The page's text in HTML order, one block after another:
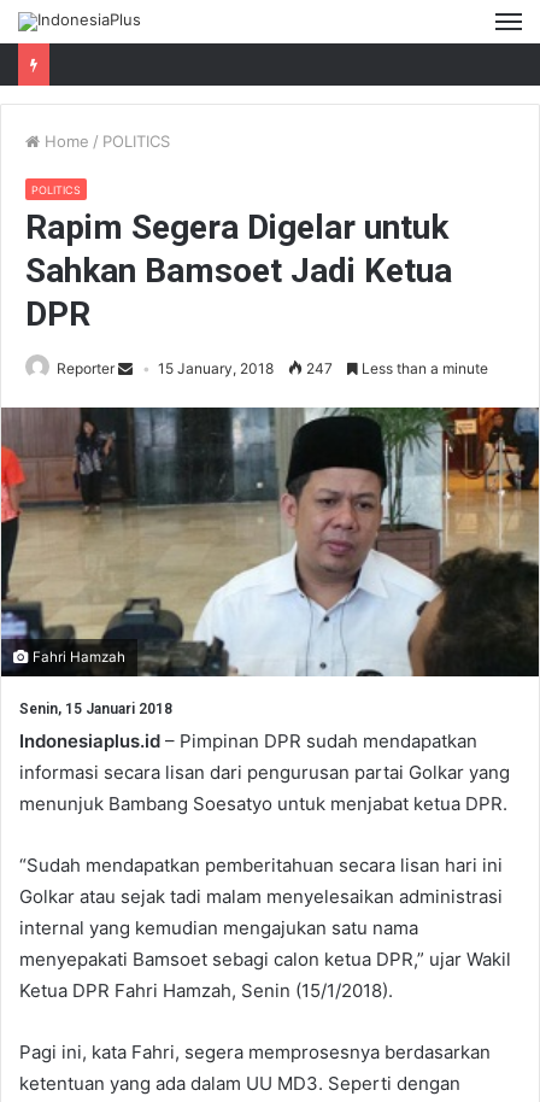
Home / POLITICS
POLITICS
Rapim Segera Digelar untuk
Sahkan Bamsoet Jadi Ketua
DPR
Reporter 15 January, 2018 247 Less than a minute
Fahri Hamzah
Senin, 15 Januari 2018
Indonesiaplus.id – Pimpinan DPR sudah mendapatkan
informasi secara lisan dari pengurusan partai Golkar yang
menunjuk Bambang Soesatyo untuk menjabat ketua DPR.
“Sudah mendapatkan pemberitahuan secara lisan hari ini
Golkar atau sejak tadi malam menyelesaikan administrasi
internal yang kemudian mengajukan satu nama
menyepakati Bamsoet sebagi calon ketua DPR,” ujar Wakil
Ketua DPR Fahri Hamzah, Senin (15/1/2018).
Pagi ini, kata Fahri, segera memprosesnya berdasarkan
ketentuan yang ada dalam UU MD3. Seperti dengan